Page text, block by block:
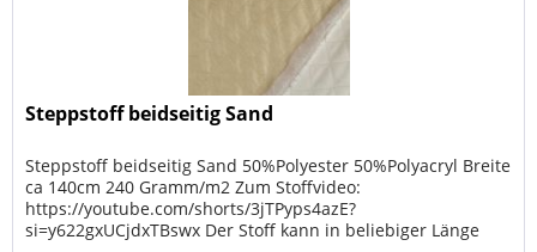
Steppstoff beidseitig Sand
Steppstoff beidseitig Sand 50%Polyester 50%Polyacryl Breite
ca 140cm 240 Gramm/m2 Zum Stoffvideo:
https://youtube.com/shorts/3jTPyps4azE?
si=y622gxUCjdxTBswx Der Stoff kann in beliebiger Länge